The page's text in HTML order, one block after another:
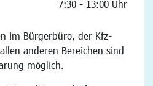
7:30 - 13:00 Uhr
im Bürgerbüro, der Kfz-
anderen Bereichen sind
möglich.